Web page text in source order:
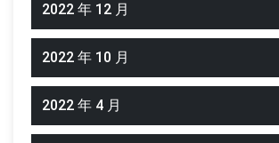
2022 年 12 月
2022 年 10 月
2022 年 4 月